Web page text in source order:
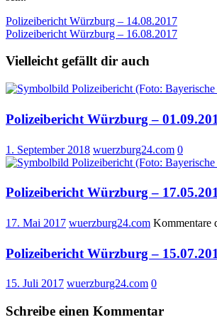
Beitragsnavigation
Polizeibericht Würzburg – 14.08.2017
Polizeibericht Würzburg – 16.08.2017
Vielleicht gefällt dir auch
Polizeibericht Würzburg –
1. September 2018 wuerzburg24.com 0
Polizeibericht Würzburg –
17. Mai 2017 wuerzburg24.com Kommentare
Polizeibericht Würzburg –
15. Juli 2017 wuerzburg24.com 0
Schreibe einen Kommentar